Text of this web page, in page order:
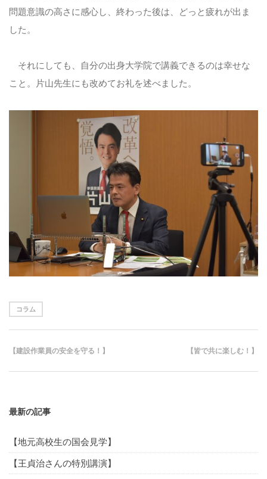
問題意識の高さに感心し、終わった後は、どっと疲れが出ま
した。
それにしても、自分の出身大学院で講義できるのは幸せな
こと。片山先生にも改めてお礼を述べました。
コラム
【建設作業員の安全を守る！】 【皆で共に楽しむ！】
最新の記事
【地元高校生の国会見学】
【王貞治さんの特別講演】